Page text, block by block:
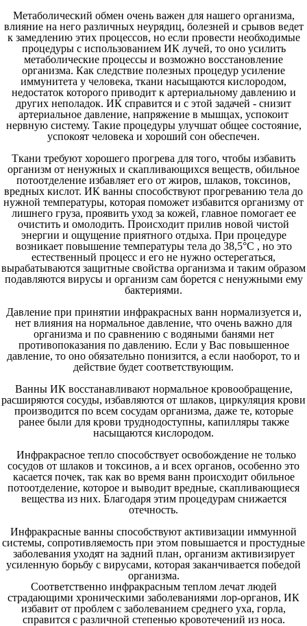
Метаболический обмен очень важен для нашего организма,
влияние на него различных неурядиц, болезней и срывов ведет
к замедлению этих процессов, но если провести необходимые
процедуры с использованием ИК лучей, то оно усилить
метаболические процессы и возможно восстановление
организма. Как следствие полезных процедур усиление
иммунитета у человека, ткани насыщаются кислородом,
недостаток которого приводит к артериальному давлению и
других неполадок. ИК справится и с этой задачей - снизит
артериальное давление, напряжение в мышцах, успокоит
нервную систему. Такие процедуры улучшат общее состояние,
успокоят человека и хороший сон обеспечен.
Ткани требуют хорошего прогрева для того, чтобы избавить
организм от ненужных и скапливающихся веществ, обильное
потоотделение избавляет его от жиров, шлаков, токсинов,
вредных кислот. ИК ванны способствуют прогреванию тела до
нужной температуры, которая поможет избавится организму от
лишнего груза, проявить уход за кожей, главное помогает ее
очистить и омолодить. Происходит прилив новой чистой
энергии и ощущение приятного отдыха. При процедуре
возникает повышение температуры тела до 38,5°С , но это
естественный процесс и его не нужно остерегаться,
вырабатываются защитные свойства организма и таким образом
подавляются вирусы и организм сам борется с ненужными ему
бактериями.
Давление при принятии инфракрасных ванн нормализуется и,
нет влияния на нормальное давление, что очень важно для
организма и по сравнению с водяными банями нет
противопоказания по давлению. Если у Вас повышенное
давление, то оно обязательно понизится, а если наоборот, то и
действие будет соответствующим.
Ванны ИК восстанавливают нормальное кровообращение,
расширяются сосуды, избавляются от шлаков, циркуляция крови
производится по всем сосудам организма, даже те, которые
ранее были для крови труднодоступны, капилляры также
насыщаются кислородом.
Инфракрасное тепло способствует освобождение не только
сосудов от шлаков и токсинов, а и всех органов, особенно это
касается почек, так как во время ванн происходит обильное
потоотделение, которое и выводит вредные, скапливающиеся
вещества из них. Благодаря этим процедурам снижается
отечность.
Инфракрасные ванны способствуют активизации иммунной
системы, сопротивляемость при этом повышается и простудные
заболевания уходят на задний план, организм активизирует
усиленную борьбу с вирусами, которая заканчивается победой
организма.
Соответственно инфракрасным теплом лечат людей
страдающими хроническими заболеваниями лор-органов, ИК
избавит от проблем с заболеванием среднего уха, горла,
справится с различной степенью кровотечений из носа.